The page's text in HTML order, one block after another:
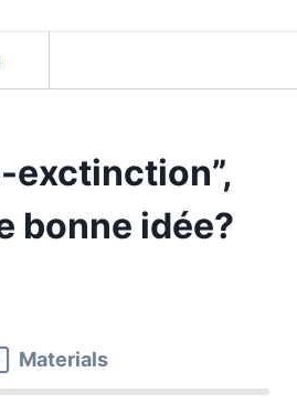
exctinction”,
bonne idée?
Materials